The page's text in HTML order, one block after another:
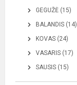
GEGUŽĖ (15)
BALANDIS (14)
KOVAS (24)
VASARIS (17)
SAUSIS (15)